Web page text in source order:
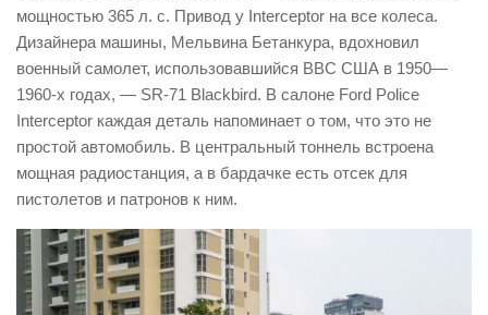
мощностью 365 л. с. Привод у Interceptor на все колеса.
Дизайнера машины, Мельвина Бетанкура, вдохновил
военный самолет, использовавшийся ВВС США в 1950—
1960-х годах, — SR-71 Blackbird. В салоне Ford Police
Interceptor каждая деталь напоминает о том, что это не
простой автомобиль. В центральный тоннель встроена
мощная радиостанция, а в бардачке есть отсек для
пистолетов и патронов к ним.